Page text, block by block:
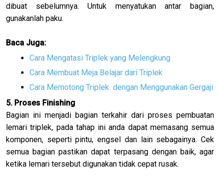
dibuat sebelumnya. Untuk menyatukan antar bagian,
gunakanlah paku.
Baca Juga:
Cara Mengatasi Triplek yang Melengkung
Cara Membuat Meja Belajar dari Triplek
Cara Memotong Triplek dengan Menggunakan Gergaji
5. Proses Finishing
Bagian ini menjadi bagian terkahir dari proses pembuatan
lemari triplek, pada tahap ini anda dapat memasang semua
komponen, seperti pintu, engsel dan lain sebagainya. Cek
semua bagian pastikan dapat terpasang dengan baik, agar
ketika lemari tersebut digunakan tidak cepat rusak.